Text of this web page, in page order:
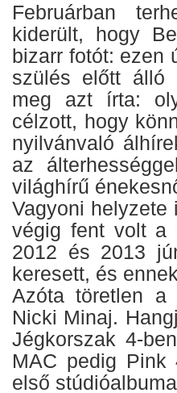
Februárban
kiderült, hogy
bizarr fotót: ezen
szülés előtt álló
meg azt írta:
célzott, hogy
nyilvánvaló
az
világhírű
Vagyoni
végig fent volt a
2012 és 2013
keresett, és
Azóta töretlen
Nicki Minaj.
Jégkorszak 4-
MAC pedig
első